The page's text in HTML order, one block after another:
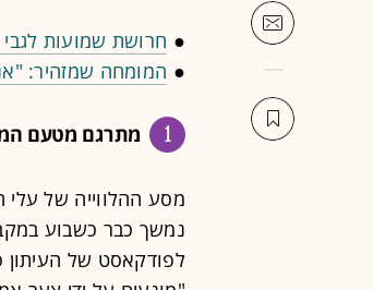
● חרושת שמועות
● המומחה שמזהיר:
1 מתרגם מטעם
מסע ההלווייה של
נמשך כבר כשבוע
לפודקאסט של